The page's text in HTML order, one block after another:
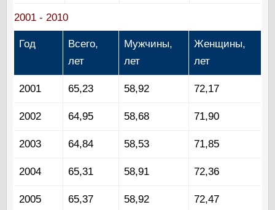
2001 - 2010
Год
Всего,
лет
Мужчины,
лет
Женщины,
лет
2001 65,23 58,92 72,17
2002 64,95 58,68 71,90
2003 64,84 58,53 71,85
2004 65,31 58,91 72,36
2005 65,37 58,92 72,47